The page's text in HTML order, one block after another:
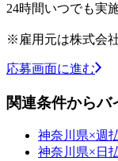
24時間いつでも実
※雇用元は株式会
応募画面に進む
関連条件からバ
神奈川県×週
神奈川県×日